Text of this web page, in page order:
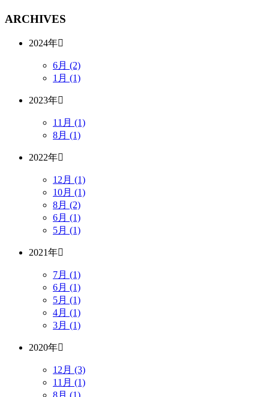
ARCHIVES
2024年
6月 (2)
1月 (1)
2023年
11月 (1)
8月 (1)
2022年
12月 (1)
10月 (1)
8月 (2)
6月 (1)
5月 (1)
2021年
7月 (1)
6月 (1)
5月 (1)
4月 (1)
3月 (1)
2020年
12月 (3)
11月 (1)
8月 (1)